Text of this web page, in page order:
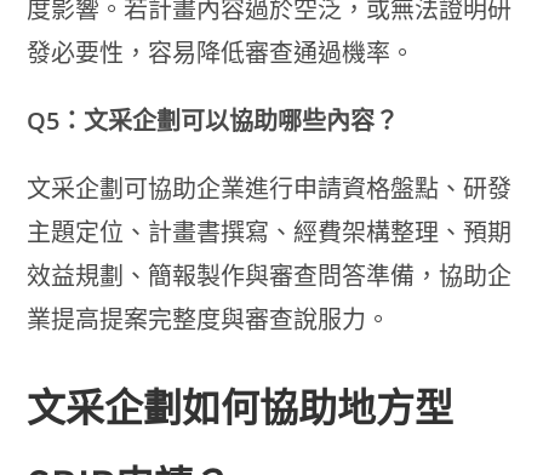
度影響。若計畫內容過於空泛，或無法證明研
發必要性，容易降低審查通過機率。
Q5：文采企劃可以協助哪些內容？
文采企劃可協助企業進行申請資格盤點、研發
主題定位、計畫書撰寫、經費架構整理、預期
效益規劃、簡報製作與審查問答準備，協助企
業提高提案完整度與審查說服力。
文采企劃如何協助地方型